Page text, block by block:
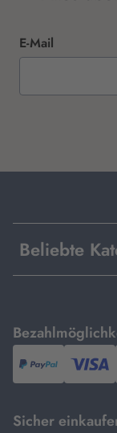
E-Mail
Beliebte
mit
PayPal,Visa
Sicher